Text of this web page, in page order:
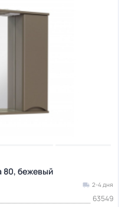
80, бежевый
2-4 дня
63549